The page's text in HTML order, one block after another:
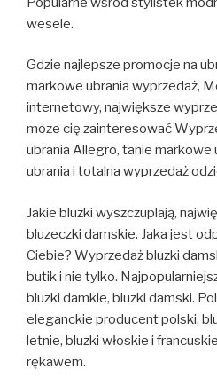
wesele.
Gdzie najlepsze promocje na
markowe ubrania wyprzedaż,
internetowy, największe
moze cię zainteresować
ubrania Allegro, tanie markowe
ubrania i totalna wyprzedaż
Jakie bluzki wyszczuplają,
bluzeczki damskie. Jaka jest
Ciebie? Wyprzedaż bluzki
butik i nie tylko.
bluzki damkie, bluzki damski.
eleganckie producent polski,
letnie, bluzki włoskie i
rękawem.